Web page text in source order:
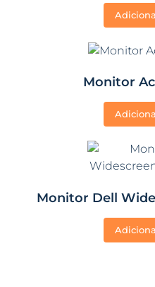
Monitor
Monitor Dell